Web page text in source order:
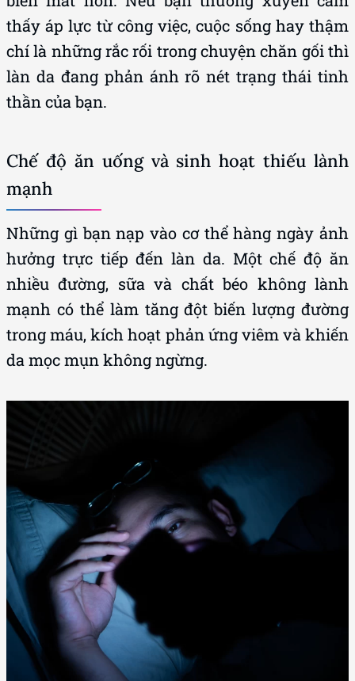
thấy áp lực từ công việc, cuộc sống hay thậm
chí là những rắc rối trong chuyện chăn gối thì
làn da đang phản ánh rõ nét trạng thái tinh
thần của bạn.
Chế độ ăn uống và sinh hoạt thiếu lành
mạnh
Những gì bạn nạp vào cơ thể hàng ngày ảnh
hưởng trực tiếp đến làn da. Một chế độ ăn
nhiều đường, sữa và chất béo không lành
mạnh có thể làm tăng đột biến lượng đường
trong máu, kích hoạt phản ứng viêm và khiến
da mọc mụn không ngừng.